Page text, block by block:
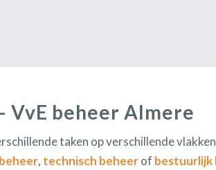
VvE beheer Almere
taken op verschillende
, technisch beheerof bestuurlijk